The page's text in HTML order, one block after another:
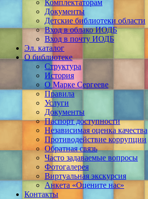
Комплектаторам
Документы
Детские библиотеки области
Вход в облако ИОДБ
Вход в почту ИОДБ
Эл. каталог
О библиотеке
Структура
История
О Марке Сергееве
Правила
Услуги
Документы
Паспорт доступности
Независимая оценка качества
Противодействие коррупции
Обратная связь
Часто задаваемые вопросы
Фотогалерея
Виртуальная экскурсия
Анкета «Оцените нас»
Контакты